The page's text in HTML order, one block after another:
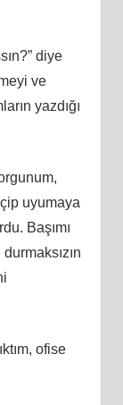
diye
ve
yazdığı
uyumaya
Başımı
ofise